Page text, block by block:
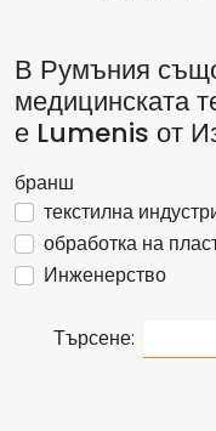
В Румъния
медицинската
е Lumenis от
Търсене:
бранш
текстилна
обработка на
Инженерство